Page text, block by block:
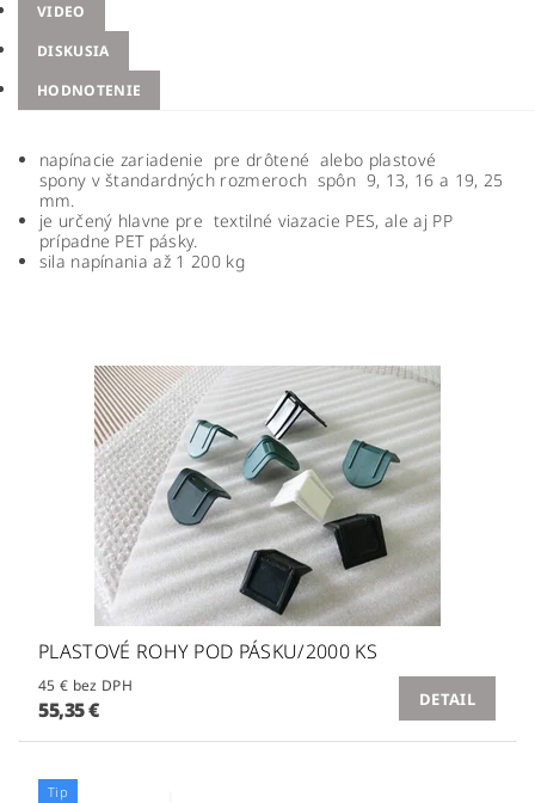
VIDEO
DISKUSIA
HODNOTENIE
napínacie zariadenie pre drôtené alebo plastové
spony v štandardných rozmeroch spôn 9, 13, 16 a 19, 25
mm.
je určený hlavne pre textilné viazacie PES, ale aj PP
prípadne PET pásky.
sila napínania až 1 200 kg
PLASTOVÉ ROHY POD PÁSKU/2000 KS
45 € bez DPH
55,35 € DETAIL
Tip